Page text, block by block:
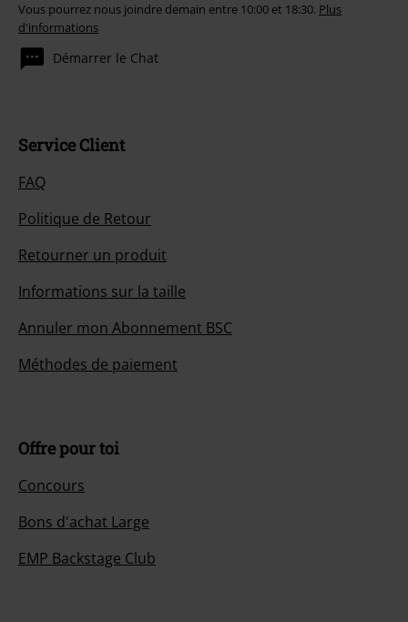
Vous pourrez nous joindre demain entre 10:00 et 18:30. Plus
d'informations
Démarrer le Chat
Service Client
FAQ
Politique de Retour
Retourner un produit
Informations sur la taille
Annuler mon Abonnement BSC
Méthodes de paiement
Offre pour toi
Concours
Bons d'achat Large
EMP Backstage Club